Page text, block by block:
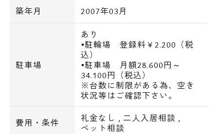
■浴室換気乾燥機付き
■24時間換気システム
■室内洗濯機置き場
■システムキッチン
■ガスコンロ
■シューズBOX
築年月 2007年03月
駐車場
あり
■駐輪場 登録料￥2.200（税
込）
■駐車場 月額28.600円～
34.100円（税込）
※台数に制限がある為、空き
状況等はご確認下さい。
費用・条件 礼金なし , 二人入居相談 ,
ペット相談